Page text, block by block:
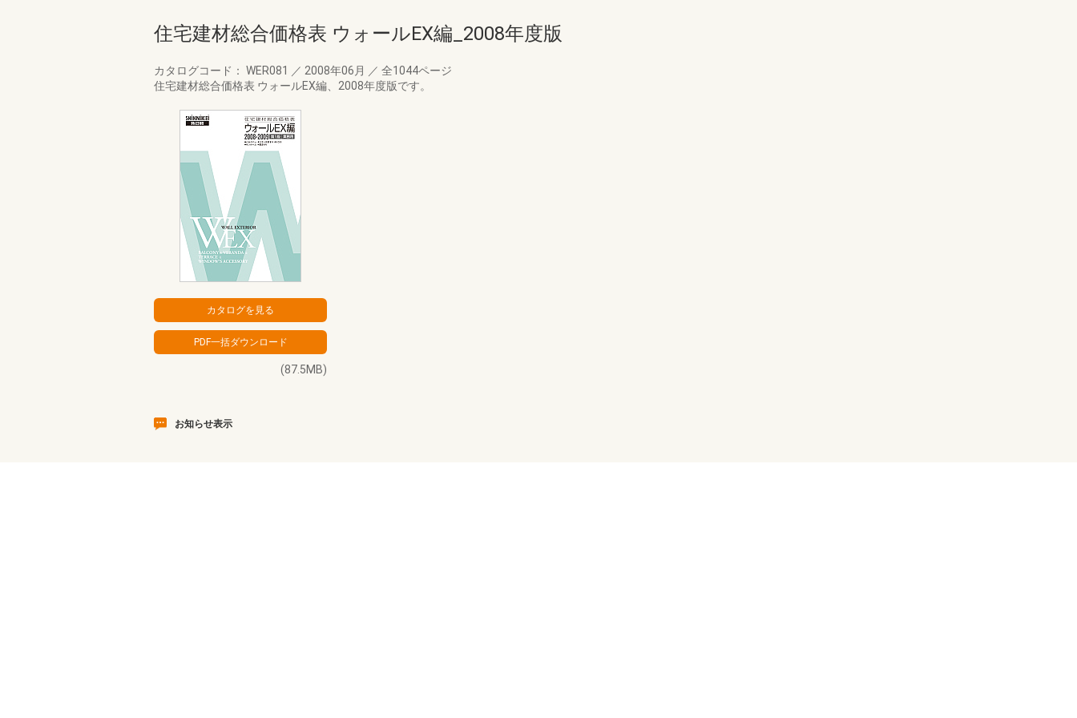
住宅建材総合価格表 ウォールEX編_2008年度版
カタログコード： WER081 ／ 2008年06月 ／ 全1044ページ
住宅建材総合価格表 ウォールEX編、2008年度版です。
(87.5MB)
お知らせ表示